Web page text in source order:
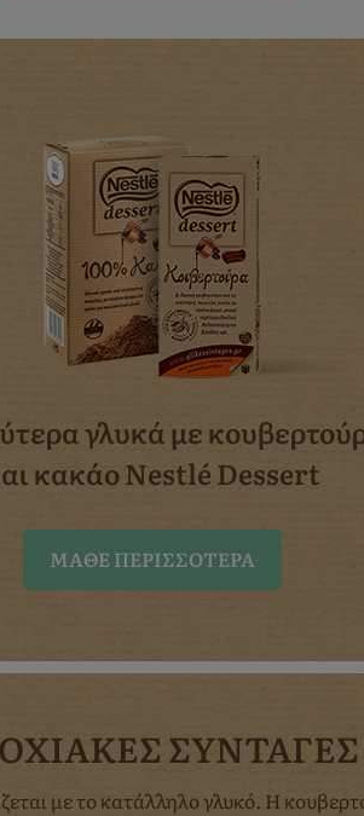
γλυκά με
κακάο Nestlé Dessert
ΜΆΘΕ ΠΕΡΙΣΣΌΤΕΡΑ
ΣΥΝΤΑΓΕΣ
με το κατάλληλο γλυκό. Η